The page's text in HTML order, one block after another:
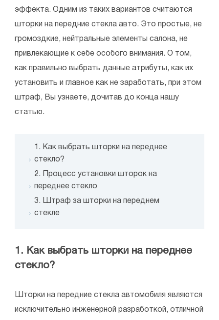
эффекта. Одним из таких вариантов считаются
шторки на передние стекла авто. Это простые, не
громоздкие, нейтральные элементы салона, не
привлекающие к себе особого внимания. О том,
как правильно выбрать данные атрибуты, как их
установить и главное как не заработать, при этом
штраф, Вы узнаете, дочитав до конца нашу
статью.
1. Как выбрать шторки на переднее
стекло?
2. Процесс установки шторок на
переднее стекло
3. Штраф за шторки на переднем
стекле
1. Как выбрать шторки на переднее
стекло?
Шторки на передние стекла автомобиля являются
исключительно инженерной разработкой, отличной